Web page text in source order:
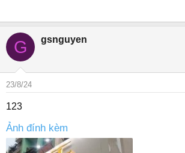
G gsnguyen
23/8/24
123
Ảnh đính kèm